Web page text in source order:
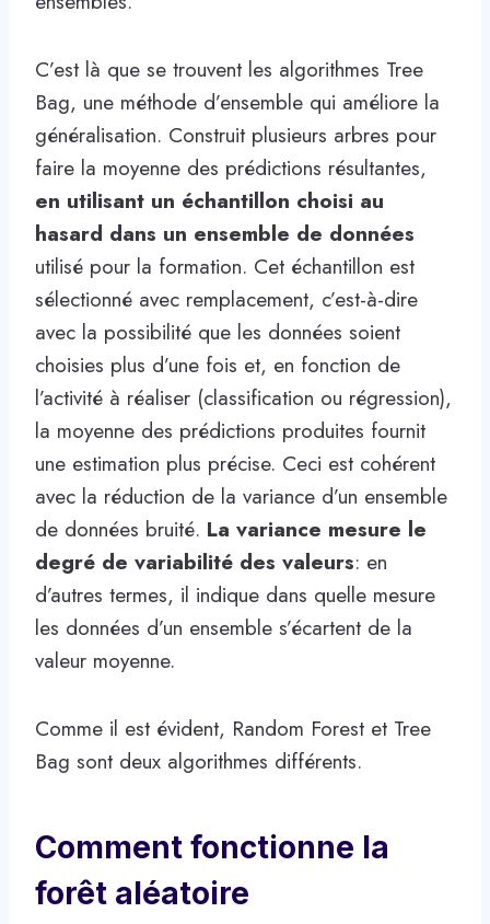
C’est là que se trouvent les algorithmes Tree
Bag, une méthode d’ensemble qui améliore la
généralisation. Construit plusieurs arbres pour
faire la moyenne des prédictions résultantes,
en utilisant un échantillon choisi au
hasard dans un ensemble de données
utilisé pour la formation. Cet échantillon est
sélectionné avec remplacement, c’est-à-dire
avec la possibilité que les données soient
choisies plus d’une fois et, en fonction de
l’activité à réaliser (classification ou régression),
la moyenne des prédictions produites fournit
une estimation plus précise. Ceci est cohérent
avec la réduction de la variance d’un ensemble
de données bruité. La variance mesure le
degré de variabilité des valeurs: en
d’autres termes, il indique dans quelle mesure
les données d’un ensemble s’écartent de la
valeur moyenne.
Comme il est évident, Random Forest et Tree
Bag sont deux algorithmes différents.
Comment fonctionne la
forêt aléatoire